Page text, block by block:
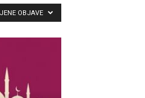
OBJAVE